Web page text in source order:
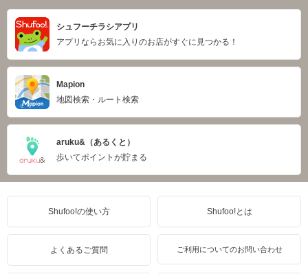
シュフーチラシアプリ
アプリならお気に入りのお店がすぐに見つかる！
Mapion
地図検索・ルート検索
aruku&（あるくと）
歩いてポイントが貯まる
Shufoo!の使い方 Shufoo!とは
よくあるご質問 ご利用についてのお問い合わせ